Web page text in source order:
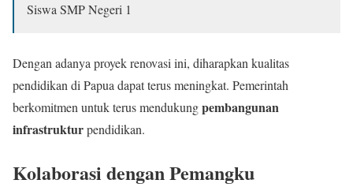
Siswa SMP Negeri 1
Dengan adanya proyek renovasi ini, diharapkan kualitas
pendidikan di Papua dapat terus meningkat. Pemerintah
berkomitmen untuk terus mendukungpembangunan
infrastrukturpendidikan.
Kolaborasi dengan Pemangku